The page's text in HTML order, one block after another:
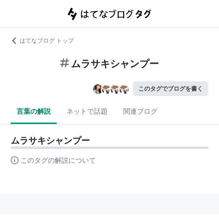
はてなブログ トップ
ムラサキシャンプー
このタグでブログを書く
言葉の解説 ネットで話題 関連ブログ
ムラサキシャンプー
このタグの解説について